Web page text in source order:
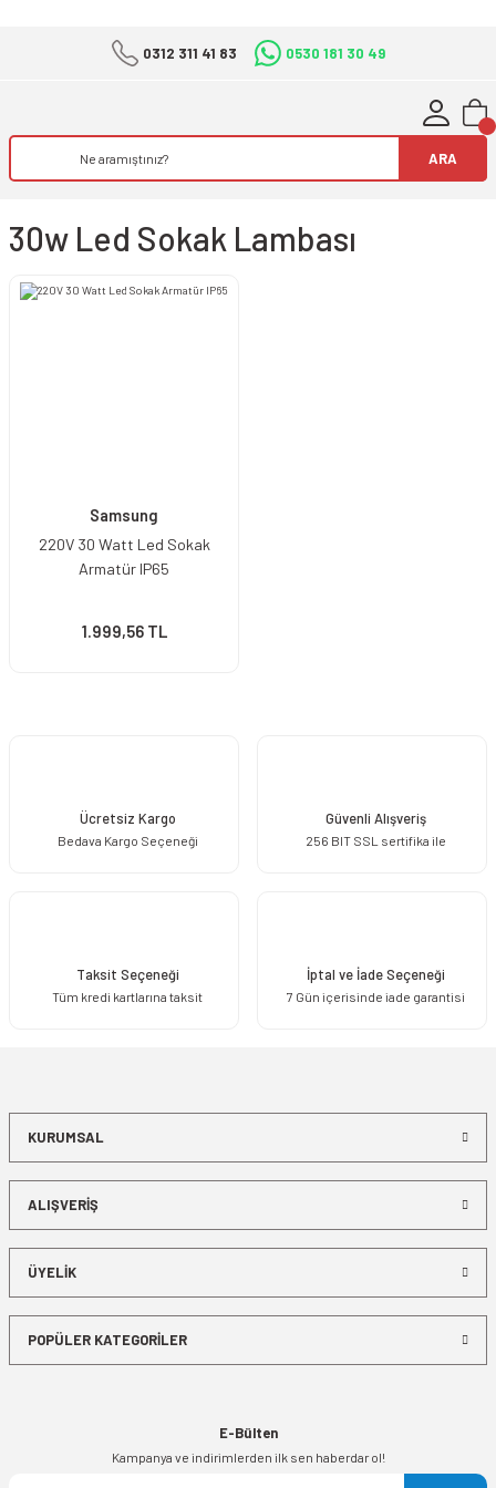
0312 311 41 83 0530 181 30 49
ARA
30w Led Sokak Lambası
Samsung
220V 30 Watt Led Sokak
Armatür IP65
1.999,56 TL
Ücretsiz Kargo
Bedava Kargo Seçeneği
Güvenli Alışveriş
256 BIT SSL sertifika ile
Taksit Seçeneği
Tüm kredi kartlarına taksit
İptal ve İade Seçeneği
7 Gün içerisinde iade garantisi
KURUMSAL
ALIŞVERİŞ
ÜYELİK
POPÜLER KATEGORİLER
E-Bülten
Kampanya ve indirimlerden ilk sen haberdar ol!